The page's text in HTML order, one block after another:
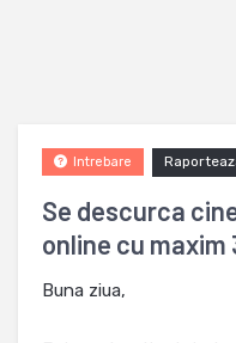
Se descurca
online cu maxim
Intrebare
Buna ziua,